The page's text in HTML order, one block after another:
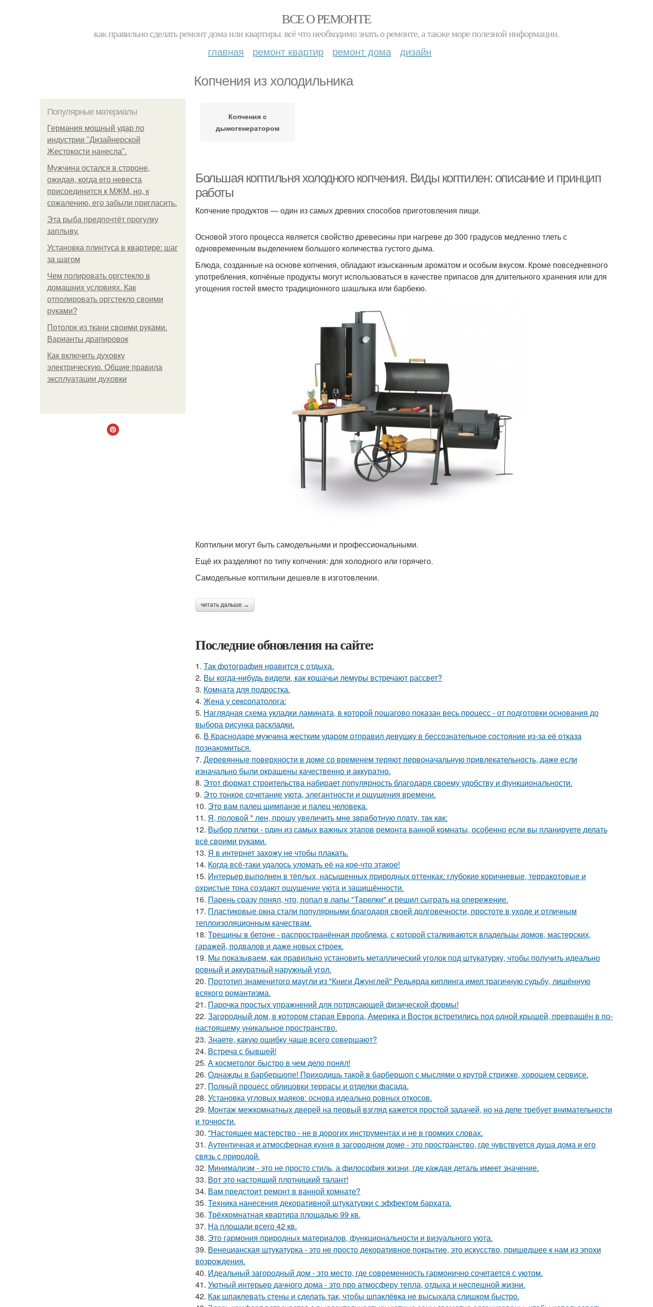
ВСЕ О РЕМОНТЕ
как правильно сделать ремонт дома или квартиры. всё что необходимо знать о ремонте, а также море полезной информации.
главная ремонт квартир ремонт дома дизайн
Копчения из холодильника
Популярные материалы
Германия мощный удар по
индустрии "Дизайнерской
Жестокости нанесла".
Мужчина остался в стороне,
ожидая, когда его невеста
присоединится к МЖМ, но, к
сожалению, его забыли пригласить.
Эта рыба предпочтёт прогулку
заплыву.
Установка плинтуса в квартире: шаг
за шагом
Чем полировать оргстекло в
домашних условиях. Как
отполировать оргстекло своими
руками?
Потолок из ткани своими руками.
Варианты драпировок
Как включить духовку
электрическую. Общие правила
эксплуатации духовки
Копчения с
дымогенератором
Большая коптильня холодного копчения. Виды коптилен: описание и принцип
работы
Копчение продуктов — один из самых древних способов приготовления пищи.
Основой этого процесса является свойство древесины при нагреве до 300 градусов медленно тлеть с
одновременным выделением большого количества густого дыма.
Блюда, созданные на основе копчения, обладают изысканным ароматом и особым вкусом. Кроме повседневного
употребления, копчёные продукты могут использоваться в качестве припасов для длительного хранения или для
угощения гостей вместо традиционного шашлыка или барбекю.
Коптильни могут быть самодельными и профессиональными.
Ещё их разделяют по типу копчения: для холодного или горячего.
Самодельные коптильни дешевле в изготовлении.
читать дальше →
Последние обновления на сайте:
1. Так фотография нравится с отдыха.
2. Вы когда-нибудь видели, как кошачьи лемуры встречают рассвет?
3. Комната для подростка.
4. Жена у ceкcопатолога:
5. Наглядная схема укладки ламината, в которой пошагово показан весь процесс - от подготовки основания до
выбора рисунка раскладки.
6. В Краснодаре мужчина жестким ударом отправил девушку в бессознательное состояние из-за её отказа
познакомиться.
7. Деревянные поверхности в доме со временем теряют первоначальную привлекательность, даже если
изначально были окрашены качественно и аккуратно.
8. Этот формат строительства набирает популярность благодаря своему удобству и функциональности.
9. Это тонкое сочетание уюта, элегантности и ощущения времени.
10. Это вам палец шимпанзе и палец человека.
11. Я, пoлoвoй * лeн, прoшу увeличить мнe зaрaбoтную плaту, тaк кaк:
12. Выбор плитки - один из самых важных этапов ремонта ванной комнаты, особенно если вы планируете делать
всё своими руками.
13. Я в интернет захожу не чтобы плакать.
14. Когда всё-таки удалось уломать её на кое-что этакое!
15. Интерьер выполнен в тёплых, насыщенных природных оттенках: глубокие коричневые, терракотовые и
охристые тона создают ощущение уюта и защищённости.
16. Парень сразу понял, что, попал в лапы "Тарелки" и решил сыграть на опережение.
17. Пластиковые окна стали популярными благодаря своей долговечности, простоте в уходе и отличным
теплоизоляционным качествам.
18. Трещины в бетоне - распространённая проблема, с которой сталкиваются владельцы домов, мастерских,
гаражей, подвалов и даже новых строек.
19. Мы показываем, как правильно установить металлический уголок под штукатурку, чтобы получить идеально
ровный и аккуратный наружный угол.
20. Прототип знаменитого маугли из "Книги Джунглей" Редьярда киплинга имел трагичную судьбу, лишённую
всякого романтизма.
21. Парочка простых упражнений для потрясающей физической формы!
22. Загородный дом, в котором старая Европа, Америка и Восток встретились под одной крышей, превращён в по-
настоящему уникальное пространство.
23. Знаете, какую ошибку чаще всего совершают?
24. Встреча с бывшей!
25. А косметолог быстро в чем дело понял!
26. Однажды в барбершопе! Приходишь такой в барбершоп с мыслями о крутой стрижке, хорошем сервисе.
27. Полный процесс облицовки террасы и отделки фасада.
28. Установка угловых маяков: основа идеально ровных откосов.
29. Монтаж межкомнатных дверей на первый взгляд кажется простой задачей, но на деле требует внимательности
и точности.
30. "Настоящее мастерство - не в дорогих инструментах и не в громких словах.
31. Аутентичная и атмосферная кухня в загородном доме - это пространство, где чувствуется душа дома и его
связь с природой.
32. Минимализм - это не просто стиль, а философия жизни, где каждая деталь имеет значение.
33. Вот это настоящий плотницкий талант!
34. Вам предстоит ремонт в ванной комнате?
35. Техника нанесения декоративной штукатурки с эффектом бархата.
36. Трёхкомнатная квартира площадью 99 кв.
37. На площади всего 42 кв.
38. Это гармония природных материалов, функциональности и визуального уюта.
39. Венецианская штукатурка - это не просто декоративное покрытие, это искусство, пришедшее к нам из эпохи
возрождения.
40. Идеальный загородный дом - это место, где современность гармонично сочетается с уютом.
41. Уютный интерьер дачного дома - это про атмосферу тепла, отдыха и неспешной жизни.
42. Как шпаклевать стены и сделать так, чтобы шпаклёвка не высыхала слишком быстро.